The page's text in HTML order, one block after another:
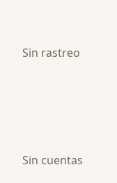
Sin rastreo
Sin cuentas